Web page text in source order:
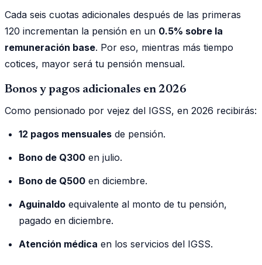
Cada seis cuotas adicionales después de las primeras
120 incrementan la pensión en un 0.5% sobre la
remuneración base. Por eso, mientras más tiempo
cotices, mayor será tu pensión mensual.
Bonos y pagos adicionales en 2026
Como pensionado por vejez del IGSS, en 2026 recibirás:
12 pagos mensuales de pensión.
Bono de Q300 en julio.
Bono de Q500 en diciembre.
Aguinaldo equivalente al monto de tu pensión,
pagado en diciembre.
Atención médica en los servicios del IGSS.